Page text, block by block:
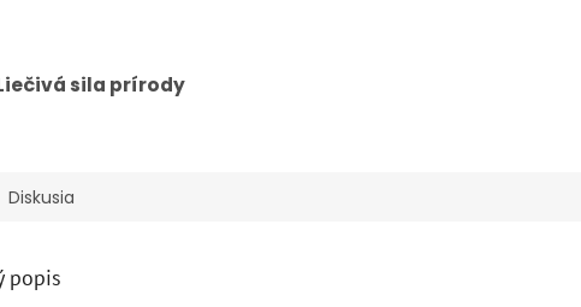
sila prírody
Diskusia
popis